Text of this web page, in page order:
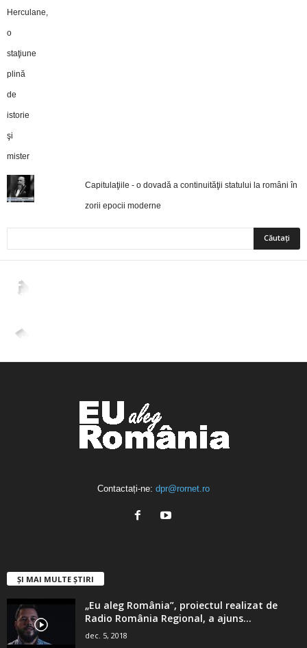
Capitulaţiile - o dovadă a continuităţii statului la români în
zorii epocii moderne
2,265
4,400
Contactați-ne: dpr@rornet.ro
ȘI MAI MULTE ȘTIRI
„Eu aleg România”, proiectul realizat de
Radio România Regional, a ajuns...
dec. 5, 2018